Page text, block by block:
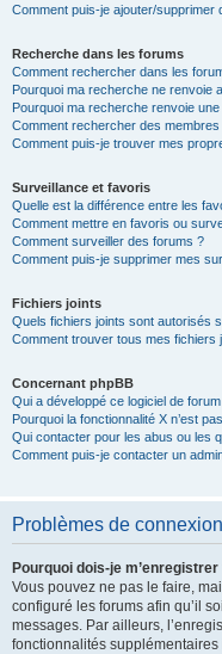
Comment puis-je ajouter/supprimer
Recherche dans les forums
Comment rechercher dans les
Pourquoi ma recherche ne renvoie
Pourquoi ma recherche renvoie
Comment rechercher des membres
Comment puis-je trouver mes
Surveillance et favoris
Quelle est la différence entre les
Comment mettre en favoris ou
Comment surveiller des forums ?
Comment puis-je supprimer mes
Fichiers joints
Quels fichiers joints sont autorisés
Comment trouver tous mes fichiers
Concernant phpBB
Qui a développé ce logiciel de
Pourquoi la fonctionnalité X n’est
Qui contacter pour les abus ou les
Comment puis-je contacter un
Problèmes de
Pourquoi dois-je m’enregistrer
Vous pouvez ne pas le faire,
configuré les forums afin qu’il
messages. Par ailleurs,
fonctionnalités